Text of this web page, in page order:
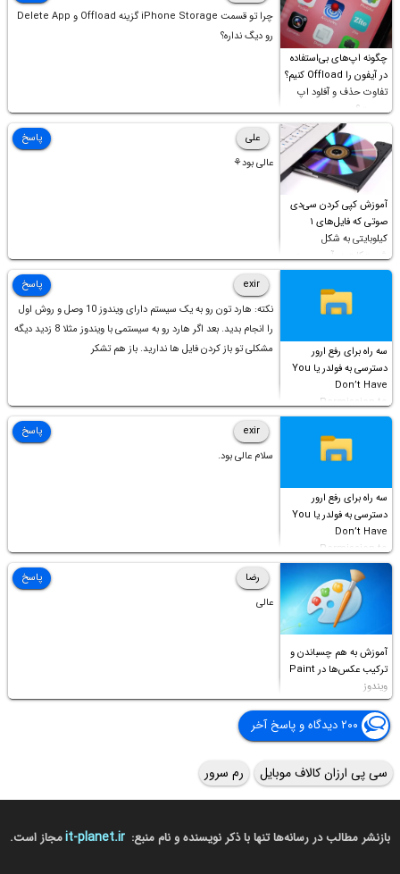
چگونه اپ‌های بی‌استفاده
در آیفون را Offload کنیم؟
تفاوت حذف و آفلود اپ
چیست؟
چرا تو قسمت iPhone Storage گزینه Offload و Delete App
رو دیگ نداره؟
آموزش کپی کردن سی‌دی
صوتی که فایل‌های ۱
کیلوبایتی به شکل
شورت‌کات در آن موجود
است!
علی
عالی بود⚘
پاسخ
سه راه برای رفع ارور
دسترسی به فولدر یا You
Don’t Have
Permission to
Access this folder
exir
نکته: هارد تون رو به یک سیستم دارای ویندوز 10 وصل و روش اول
را انجام بدید. بعد اگر هارد رو به سیستمی با ویندوز مثلا 8 زدید دیگه
مشکلی تو باز کردن فایل ها ندارید. باز هم تشکر
پاسخ
سه راه برای رفع ارور
دسترسی به فولدر یا You
Don’t Have
Permission to
Access this folder
exir
سلام عالی بود.
پاسخ
آموزش به هم چسباندن و
ترکیب عکس‌ها در Paint
ویندوز
رضا
عالی
پاسخ
۲۰۰ دیدگاه و پاسخ آخر
سی پی ارزان کالاف موبایل رم سرور
بازنشر مطالب در رسانه‌ها تنها با ذکر نویسنده و نام منبع: it-planet.irمجاز است.